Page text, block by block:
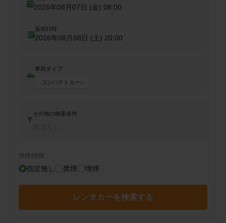
2026年08月07日 (金) 08:00
返却日時
2026年08月08日 (土) 20:00
車両タイプ
コンパクトカー
その他の検索条件
禁煙/喫煙
指定無し 禁煙 喫煙
レンタカーを検索する